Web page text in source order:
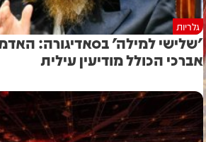
גלריות
'שלישי למילה' בסאדיגורה:
אברכי הכולל מודיעין עילית